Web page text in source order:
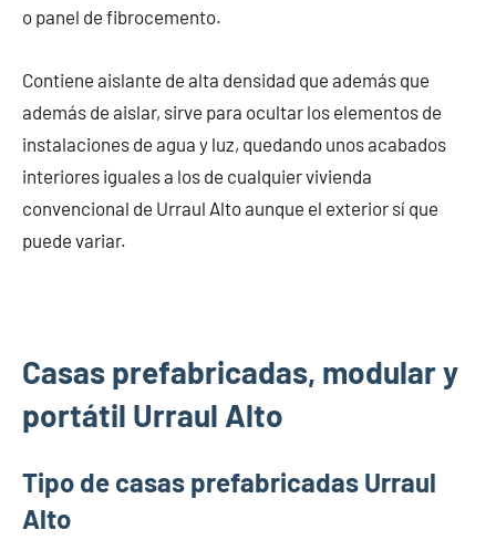
o panel de fibrocemento.
Contiene aislante de alta densidad que además que
además de aislar, sirve para ocultar los elementos de
instalaciones de agua y luz, quedando unos acabados
interiores iguales a los de cualquier vivienda
convencional de Urraul Alto aunque el exterior sí que
puede variar.
Casas prefabricadas, modular y
portátil Urraul Alto
Tipo de casas prefabricadas Urraul
Alto